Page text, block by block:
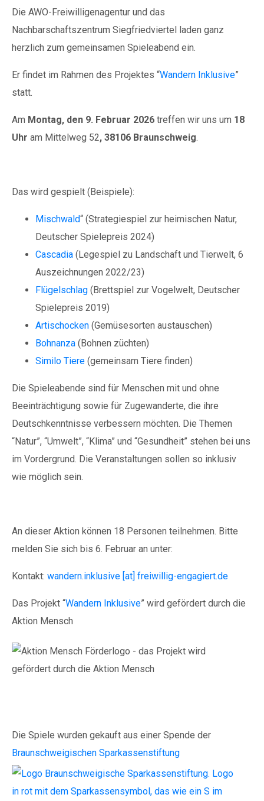
Die AWO-Freiwilligenagentur und das
Nachbarschaftszentrum Siegfriedviertel laden ganz
herzlich zum gemeinsamen Spieleabend ein.
Er findet im Rahmen des Projektes “Wandern Inklusive”
statt.
Am Montag, den 9. Februar 2026 treffen wir uns um 18
Uhr am Mittelweg 52, 38106 Braunschweig.​
Das wird gespielt (Beispiele):
Mischwald“ (Strategiespiel zur heimischen Natur,
Deutscher Spielepreis 2024)
Cascadia (Legespiel zu Landschaft und Tierwelt, 6
Auszeichnungen 2022/23)
Flügelschlag (Brettspiel zur Vogelwelt, Deutscher
Spielepreis 2019)
Artischocken (Gemüsesorten austauschen)
Bohnanza (Bohnen züchten)
Similo Tiere (gemeinsam Tiere finden)
Die Spieleabende sind für Menschen mit und ohne
Beeinträchtigung sowie für Zugewanderte, die ihre
Deutschkenntnisse verbessern möchten. Die Themen
“Natur”, “Umwelt”, “Klima” und “Gesundheit” stehen bei uns
im Vordergrund. Die Veranstaltungen sollen so inklusiv
wie möglich sein.
An dieser Aktion können 18 Personen teilnehmen. Bitte
melden Sie sich bis 6. Februar an unter:
Kontakt: wandern.inklusive [at] freiwillig-engagiert.de
Das Projekt “Wandern Inklusive” wird gefördert durch die
Aktion Mensch
Die Spiele wurden gekauft aus einer Spende der
Braunschweigischen Sparkassenstiftung